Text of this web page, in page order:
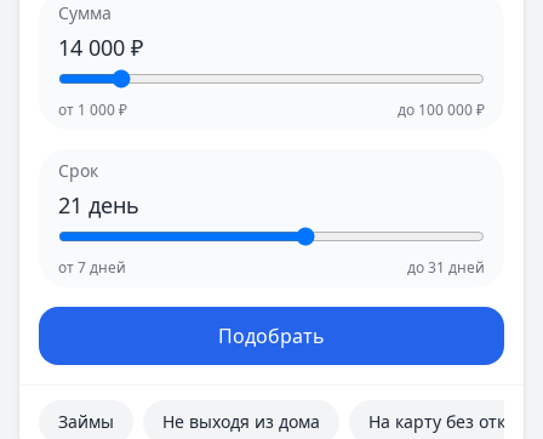
Ижевск
Иркутск
Киров
Краснодар
Красноярск
Л
Ижевск
Иркутск
Киров
Краснодар
Красноярск
Л
М
Сумма
14 000 ₽
от 1 000₽ до 100 000₽
Срок
21 день
от7дней до31 дней
Подобрать
Займы Не выходя из дома На карту без отказа